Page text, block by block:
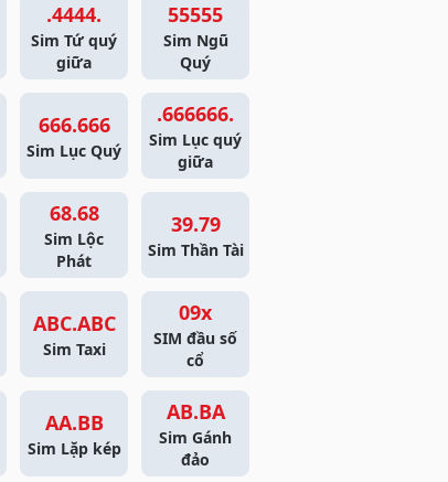
.4444.
Sim Tứ quý
giữa
55555
Sim Ngũ
Quý
666.666
Sim Lục Quý
.666666.
Sim Lục quý
giữa
68.68
Sim Lộc
Phát
39.79
Sim Thần Tài
ABC.ABC
Sim Taxi
09x
SIM đầu số
cổ
AA.BB
Sim Lặp kép
AB.BA
Sim Gánh
đảo